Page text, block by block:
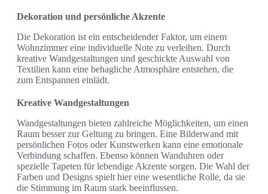
Dekoration und persönliche Akzente
Die Dekoration ist ein entscheidender Faktor, um einem
Wohnzimmer eine individuelle Note zu verleihen. Durch
kreative Wandgestaltungen und geschickte Auswahl von
Textilien kann eine behagliche Atmosphäre entstehen, die
zum Entspannen einlädt.
Kreative Wandgestaltungen
Wandgestaltungen bieten zahlreiche Möglichkeiten, um einen
Raum besser zur Geltung zu bringen. Eine Bilderwand mit
persönlichen Fotos oder Kunstwerken kann eine emotionale
Verbindung schaffen. Ebenso können Wanduhren oder
spezielle Tapeten für lebendige Akzente sorgen. Die Wahl der
Farben und Designs spielt hier eine wesentliche Rolle, da sie
die Stimmung im Raum stark beeinflussen.